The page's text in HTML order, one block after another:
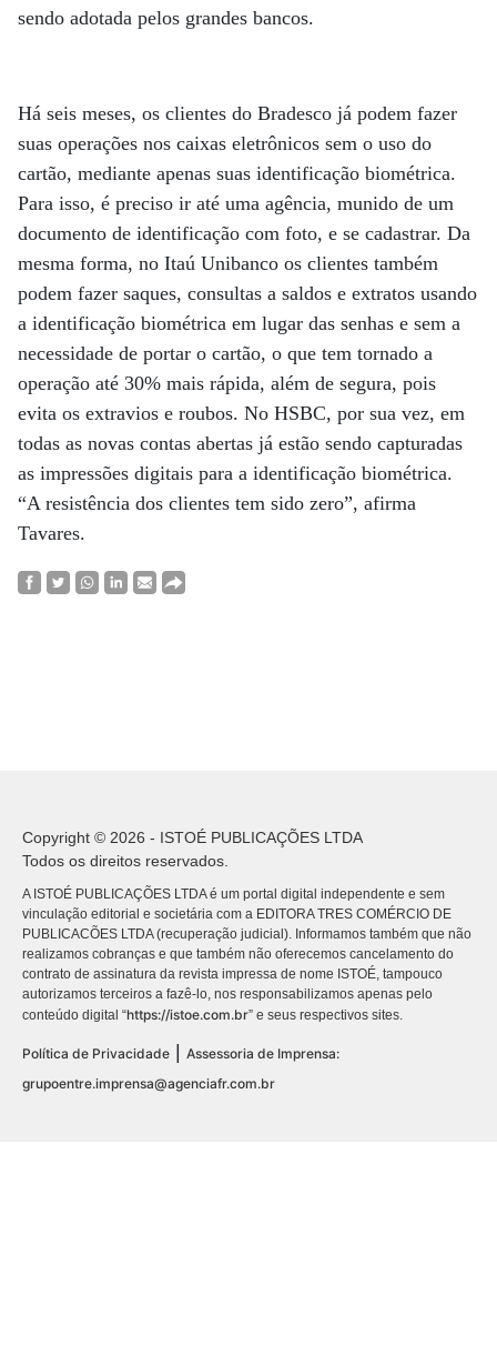
sendo adotada pelos grandes bancos.
Há seis meses, os clientes do Bradesco já podem fazer
suas operações nos caixas eletrônicos sem o uso do
cartão, mediante apenas suas identificação biométrica.
Para isso, é preciso ir até uma agência, munido de um
documento de identificação com foto, e se cadastrar. Da
mesma forma, no Itaú Unibanco os clientes também
podem fazer saques, consultas a saldos e extratos usando
a identificação biométrica em lugar das senhas e sem a
necessidade de portar o cartão, o que tem tornado a
operação até 30% mais rápida, além de segura, pois
evita os extravios e roubos. No HSBC, por sua vez, em
todas as novas contas abertas já estão sendo capturadas
as impressões digitais para a identificação biométrica.
“A resistência dos clientes tem sido zero”, afirma
Tavares.
Copyright © 2026 - ISTOÉ PUBLICAÇÕES LTDA
Todos os direitos reservados.
A ISTOÉ PUBLICAÇÕES LTDA é um portal digital independente e sem
vinculação editorial e societária com a EDITORA TRES COMÉRCIO DE
PUBLICACÕES LTDA (recuperação judicial). Informamos também que não
realizamos cobranças e que também não oferecemos cancelamento do
contrato de assinatura da revista impressa de nome ISTOÉ, tampouco
autorizamos terceiros a fazê-lo, nos responsabilizamos apenas pelo
conteúdo digital “https://istoe.com.br” e seus respectivos sites.
Política de Privacidade
Assessoria de Imprensa:
grupoentre.imprensa@agenciafr.com.br